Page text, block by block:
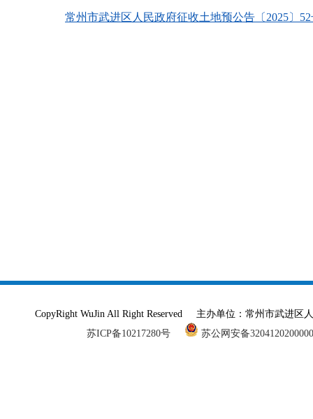
常州市武进区人民政府征收土地预公告〔2025〕
CopyRight WuJin All Right Reserved 主办单位：常州市武进
苏ICP备10217280号
苏公网安备